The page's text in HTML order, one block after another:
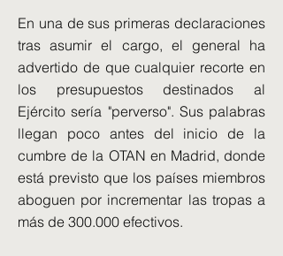
En una de sus primeras declaraciones
tras asumir el cargo, el general ha
advertido de que cualquier recorte en
los presupuestos destinados al
Ejército sería "perverso". Sus palabras
llegan poco antes del inicio de la
cumbre de la OTAN en Madrid, donde
está previsto que los países miembros
aboguen por incrementar las tropas a
más de 300.000 efectivos.